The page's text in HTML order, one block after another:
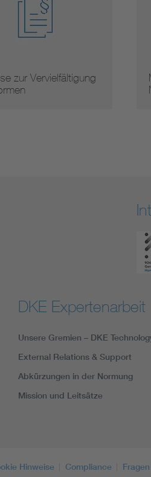
Know-How unserer
ans …
DKE Expertenarbeit
Unsere Gremien – DKE
External Relations & Support
Abkürzungen in der Normung
Mission und Leitsätze
Hinweise Compliance